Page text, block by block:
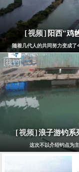
[视频] 阳西“鸡
随着几代人的共同努力变成
[筏钓]
[视频]浪子游钓系
这次不以介绍钓点为